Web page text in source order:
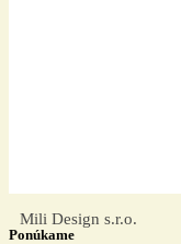
Mili Design s.r.o.
Ponúkame